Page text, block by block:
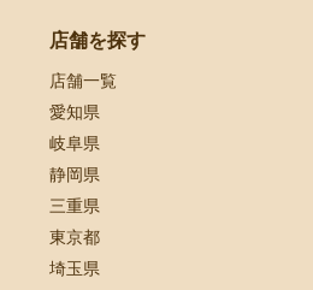
店舗を探す
店舗一覧
愛知県
岐阜県
静岡県
三重県
東京都
埼玉県